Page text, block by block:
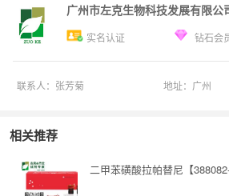
广州市左克生物科技发展有限公
实名认证 钻石会
联系人： 张芳菊 地址： 广州
相关推荐
二甲苯磺酸拉帕替尼【388082-